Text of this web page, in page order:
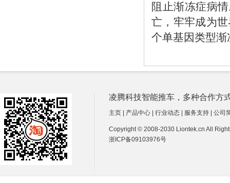
阻止渐冻症病
亡，牢牢成为
个单基因类型
凌腾科技智能推车，多种合作方
主页 产品中心 行业动态 服务支持 公司
Copyright © 2008-2030 Liontek.cn All
浙ICP备09103976号